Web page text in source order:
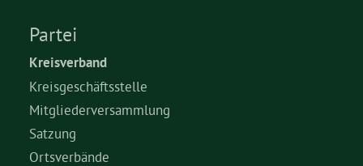
Arbeitsgruppen
Mitglied werden
Kommunalpolitik
Partei
Kreisverband
Kreisgeschäftsstelle
Mitgliederversammlung
Satzung
Ortsverbände